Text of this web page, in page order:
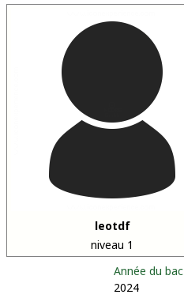
leotdf
niveau 1
Année du bac
2024